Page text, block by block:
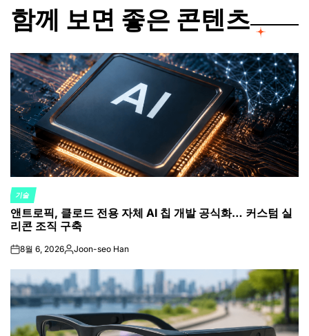
함께 보면 좋은 콘텐츠
POSTED
IN
기술
앤트로픽, 클로드 전용 자체 AI 칩 개발 공식화… 커스텀 실
리콘 조직 구축
on8월 6, 2026Posted
Joon-seo Han